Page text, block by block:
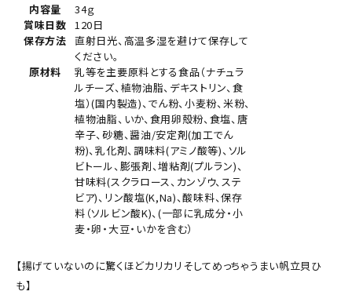
内容量
34ｇ
賞味日数
120日
保存方法 直射日光、高温多湿を避けて保存して
ください。
原材料
乳等を主要原料とする食品（ナチュラ
ルチーズ、植物油脂、デキストリン、食
塩）(国内製造)、でん粉、小麦粉、米粉、
植物油脂、いか、食用卵殻粉、食塩、唐
辛子、砂糖、醤油/安定剤(加工でん
粉)、乳化剤、調味料(アミノ酸等)、ソル
ビトール、膨張剤、増粘剤(プルラン)、
甘味料(スクラロース、カンゾウ、ステ
ビア)、リン酸塩(K,Na)、酸味料、保存
料（ソルビン酸K)、(一部に乳成分・小
麦・卵・大豆・いかを含む）
【揚げていないのに驚くほどカリカリそしてめっちゃうまい帆立貝ひ
も】